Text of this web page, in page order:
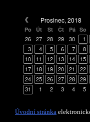
Prosinec, 2018
Po Út St Čt Pá So
26 27 28 29 30 1
3
4 5 6 7 8
10
11 12 13 14 15
17
18 19 20 21 22
24
25 26 27 28 29
31
1 2 3 4 5
Úvodní stránka